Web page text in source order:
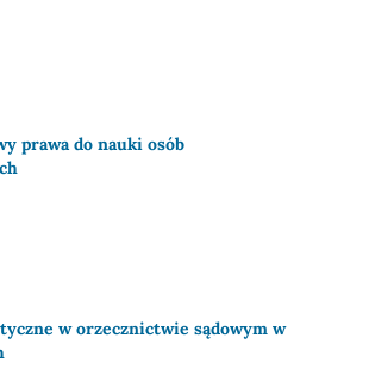
prawa do nauki osób
w orzecznictwie sądowym w